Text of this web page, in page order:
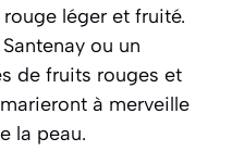
léger et fruité.
ou un
de fruits rouges et
à merveille
la peau.